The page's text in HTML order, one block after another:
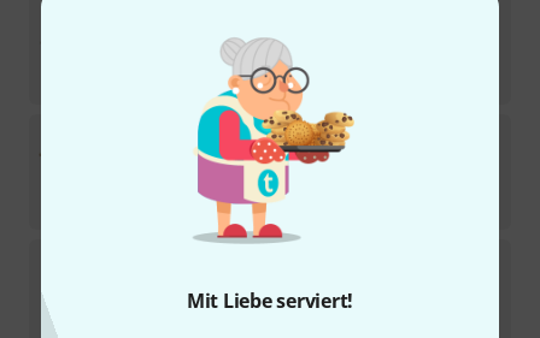
Mit Liebe serviert!
Sofort lieferbar
Studio 49 H-SX2000 Alto Xylophone ext
Auf Anfrage